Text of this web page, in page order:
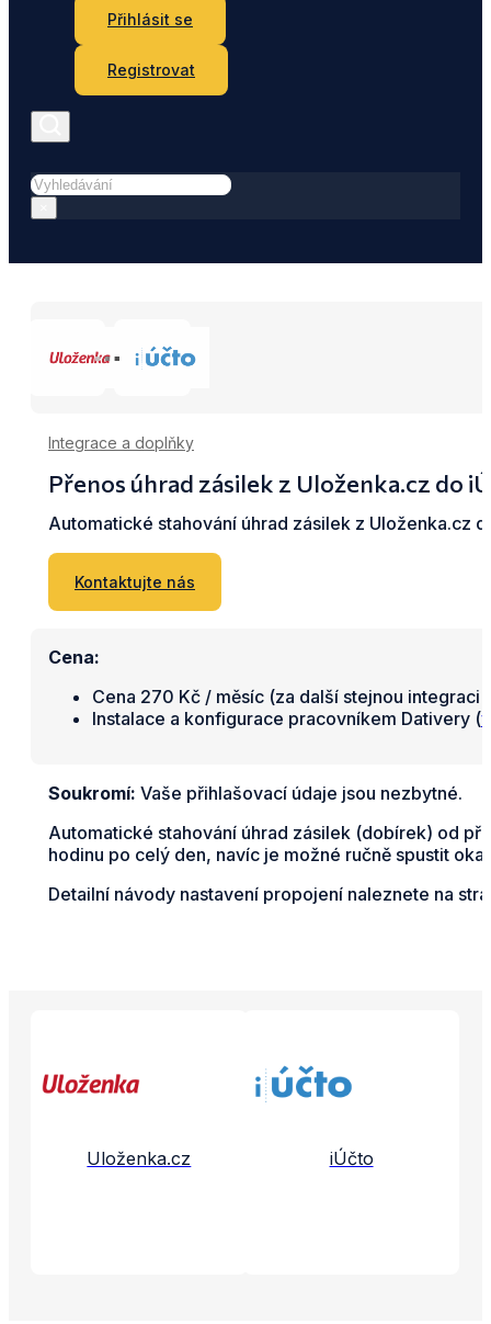
Přihlásit se
Registrovat
Hledat
Integrace a doplňky
Přenos úhrad zásilek z Uloženka.cz do
Automatické stahování úhrad zásilek z Uloženka.cz
Kontaktujte nás
Cena:
Cena 270 Kč / měsíc (za další stejnou integraci
Instalace a konfigurace pracovníkem Dativery (
Soukromí: Vaše přihlašovací údaje jsou nezbytné.
Automatické stahování úhrad zásilek (dobírek) od
hodinu po celý den, navíc je možné ručně spustit
Detailní návody nastavení propojení naleznete na
Uloženka.cz iÚčto